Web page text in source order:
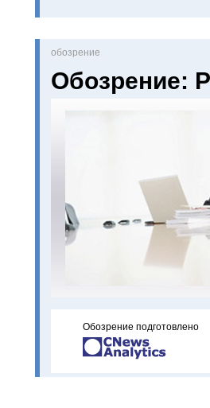
oбозрение
Обозрение:
Обозрение подготовлено